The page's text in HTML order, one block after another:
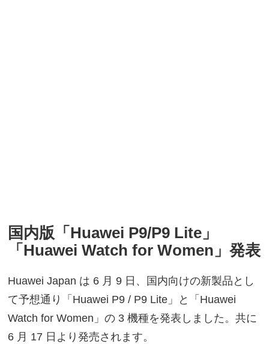
国内版「Huawei P9/P9 Lite」
「Huawei Watch for Women」発表
Huawei Japan は 6 月 9 日、国内向けの新製品とし
て予想通り「Huawei P9 / P9 Lite」と「Huawei
Watch for Women」の 3 機種を発表しました。共に
6 月 17 日より発売されます。